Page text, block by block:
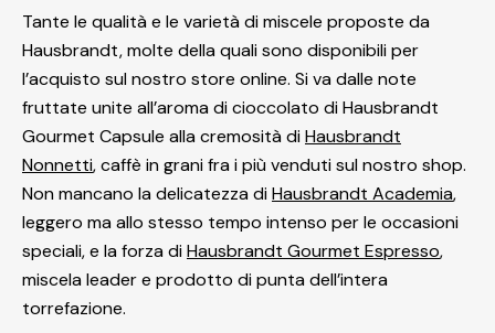
Tante le qualità e le varietà di miscele proposte da
Hausbrandt, molte della quali sono disponibili per
l’acquisto sul nostro store online. Si va dalle note
fruttate unite all’aroma di cioccolato di Hausbrandt
Gourmet Capsule alla cremosità diHausbrandt
Nonnetti, caffè in grani fra i più venduti sul nostro shop.
Non mancano la delicatezza diHausbrandt Academia,
leggero ma allo stesso tempo intenso per le occasioni
speciali, e la forza diHausbrandt Gourmet Espresso,
miscela leader e prodotto di punta dell’intera
torrefazione.